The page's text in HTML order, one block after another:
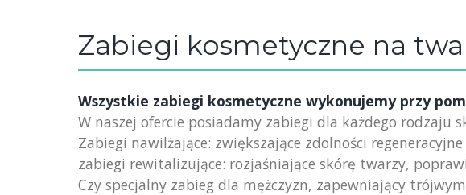
Zabiegi kosmetyczne na
Wszystkie zabiegi kosmetyczne wykonujemy przy
W naszej ofercie posiadamy zabiegi dla każdego rodzaju
Zabiegi nawilżające: zwiększające zdolności
zabiegi rewitalizujące: rozjaśniające skórę twarzy,
Czy specjalny zabieg dla mężczyzn, zapewniający